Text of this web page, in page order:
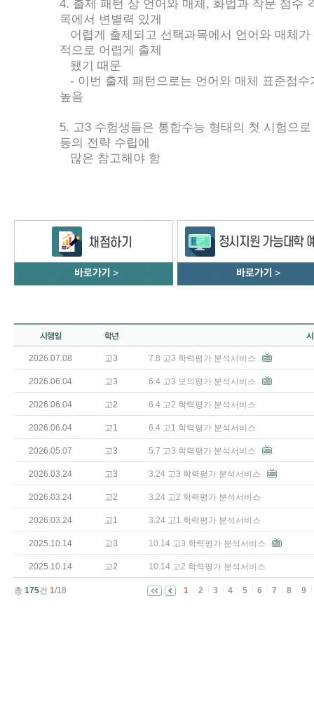
4. 출제 패턴 상 언어와 매체, 화법과 작문 점수
목에서 변별력 있게
어렵게 출제되고 선택과목에서 언어와 매체
적으로 어렵게 출제
됐기 때문
- 이번 출제 패턴으로는 언어와 매체 표준점수
높음
5. 고3 수험생들은 통합수능 형태의 첫 시험으
등의 전략 수립에
많은 참고해야 함
바로가기 > 바로가기 >
2026.07.08 고3 7.8 고3 학력평가 분석서비스
2026.06.04 고3 6.4 고3 모의평가 분석서비스
2026.06.04 고2 6.4 고2 학력평가 분석서비스
2026.06.04 고1 6.4 고1 학력평가 분석서비스
2026.05.07 고3 5.7 고3 학력평가 분석서비스
2026.03.24 고3 3.24 고3 학력평가 분석서비스
2026.03.24 고2 3.24 고2 학력평가 분석서비스
2026.03.24 고1 3.24 고1 학력평가 분석서비스
2025.10.14 고3 10.14 고3 학력평가 분석서비스
2025.10.14 고2 10.14 고2 학력평가 분석서비스
총 175건 1/18 1 2 3 4 5 6 7 8 9